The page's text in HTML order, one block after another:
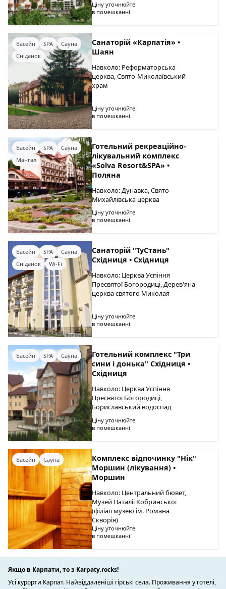
Ціну уточнюйте
в помешканні
Басейн SPA
Сауна
Сніданок
Санаторій «Карпатія» •
Шаян
Навколо: Реформаторська
церква, Свято-Миколаївський
храм
Ціну уточнюйте
в помешканні
Басейн SPA
Сауна
Мангал
Готельний рекреаційно-
лікувальний комплекс
«Solva Resort&SPA» •
Поляна
Навколо: Дунавка, Свято-
Михайлівська церква
Ціну уточнюйте
в помешканні
Басейн SPA
Сауна
Сніданок
Wi-Fi
Санаторій "ТуСтань"
Східниця • Східниця
Навколо: Церква Успіння
Пресвятої Богородиці, Дерев'яна
церква святого Миколая
Ціну уточнюйте
в помешканні
Басейн SPA Сауна
Готельний комплекс "Три
сини і донька" Східниця •
Східниця
Навколо: Церква Успіння
Пресвятої Богородиці,
Бориславський водоспад
Ціну уточнюйте
в помешканні
Басейн Сауна
Комплекс відпочинку "Нік"
Моршин (лікування) •
Моршин
Навколо: Центральний бювет,
Музей Наталії Кобринської
(філіал музею ім. Романа
Скворія)
Ціну уточнюйте
в помешканні
Якщо в Карпати, то з Karpaty.rocks!
Усі курорти Карпат. Найвіддаленіші гірські села. Проживання у готелі,